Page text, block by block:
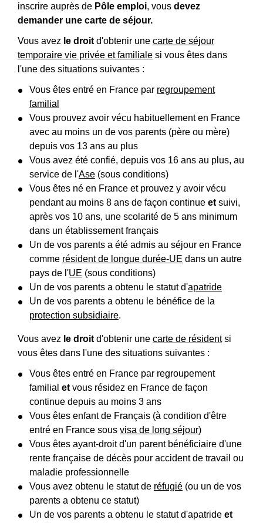
inscrire auprès de Pôle emploi, vous devez
demander une carte de séjour.
Vous avez le droit d'obtenir une carte de séjour
temporaire vie privée et familiale si vous êtes dans
l'une des situations suivantes :
Vous êtes entré en France par regroupement
familial
Vous prouvez avoir vécu habituellement en France
avec au moins un de vos parents (père ou mère)
depuis vos 13 ans au plus
Vous avez été confié, depuis vos 16 ans au plus, au
service de l'Ase (sous conditions)
Vous êtes né en France et prouvez y avoir vécu
pendant au moins 8 ans de façon continue et suivi,
après vos 10 ans, une scolarité de 5 ans minimum
dans un établissement français
Un de vos parents a été admis au séjour en France
comme résident de longue durée-UE dans un autre
pays de l'UE (sous conditions)
Un de vos parents a obtenu le statut d'apatride
Un de vos parents a obtenu le bénéfice de la
protection subsidiaire.
Vous avez le droit d'obtenir une carte de résidentsi
vous êtes dans l'une des situations suivantes :
Vous êtes entré en France par regroupement
familial et vous résidez en France de façon
continue depuis au moins 3 ans
Vous êtes enfant de Français (à condition d'être
entré en France sous visa de long séjour)
Vous êtes ayant-droit d'un parent bénéficiaire d'une
rente française de décès pour accident de travail ou
maladie professionnelle
Vous avez obtenu le statut de réfugié (ou un de vos
parents a obtenu ce statut)
Un de vos parents a obtenu le statut d'apatride et